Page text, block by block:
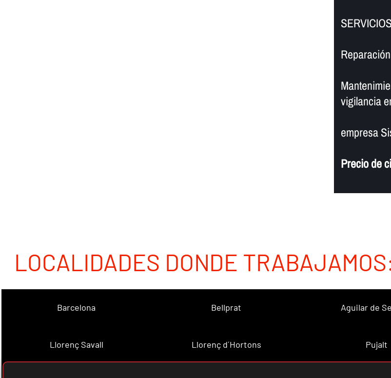
vigilancia
empresa
Precio de
LOCALIDADES DONDE
Barcelona Bellprat Aguilar de
Llorenç Savall Llorenç d´Hortons Pujalt